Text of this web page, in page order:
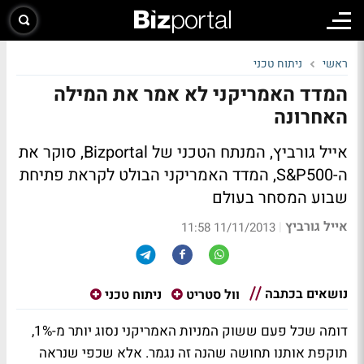
ראשי ניתוח טכני
המדד האמריקני לא אמר את המילה
האחרונה
אייל גורביץ, המנתח הטכני של Bizportal, סוקר את
ה-S&P500, המדד האמריקני הבולט לקראת פתיחת
שבוע המסחר בעולם
אייל גורביץ |
11/11/2013 11:58
נושאים בכתבה וול סטריט ניתוח טכני
דומה שכל פעם ששוק המניות האמריקני נסוג יותר מ-1%,
תוקפת אותנו תחושה שהנה זה נגמר. אלא שכפי שנראה